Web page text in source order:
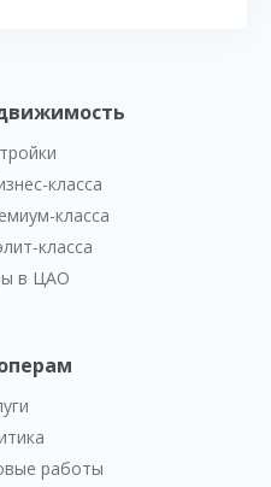
класса
класса
класса
в ЦАО
работы